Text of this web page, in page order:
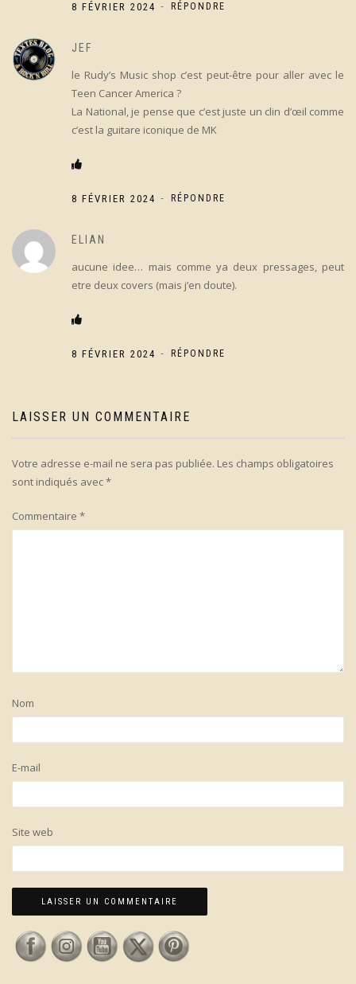
8 FÉVRIER 2024 - RÉPONDRE
JEF
le Rudy’s Music shop c’est peut-être pour aller avec le
Teen Cancer America ?
La National, je pense que c’est juste un clin d’œil comme
c’est la guitare iconique de MK
8 FÉVRIER 2024 - RÉPONDRE
ELIAN
aucune idee… mais comme ya deux pressages, peut
etre deux covers (mais j’en doute).
8 FÉVRIER 2024 - RÉPONDRE
LAISSER UN COMMENTAIRE
Votre adresse e-mail ne sera pas publiée. Les champs obligatoires
sont indiqués avec*
Commentaire *
Nom
E-mail
Site web